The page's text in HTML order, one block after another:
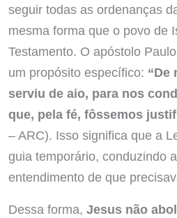
seguir todas as ordenanças
mesma forma que o povo de
Testamento. O apóstolo
um propósito específico: “De
serviu de aio, para nos
que, pela fé, fôssemos
– ARC). Isso significa que a
guia temporário, conduzindo
entendimento de que
Dessa forma, Jesus não